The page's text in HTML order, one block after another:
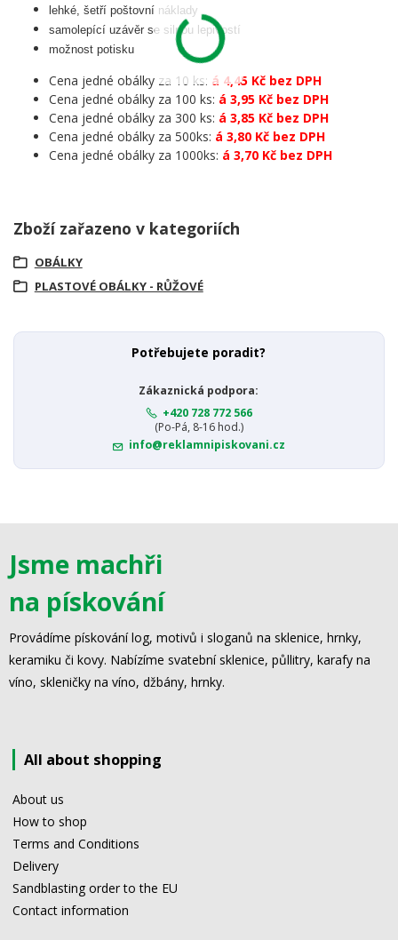
lehké, šetří poštovní náklady
samolepící uzávěr se silnou lepivostí
možnost potisku
Cena jedné obálky za 10 ks: á 4,45 Kč bez DPH
Cena jedné obálky za 100 ks: á 3,95 Kč bez DPH
Cena jedné obálky za 300 ks: á 3,85 Kč bez DPH
Cena jedné obálky za 500ks: á 3,80 Kč bez DPH
Cena jedné obálky za 1000ks: á 3,70 Kč bez DPH
Zboží zařazeno v kategoriích
OBÁLKY
PLASTOVÉ OBÁLKY - RŮŽOVÉ
Potřebujete poradit?
Zákaznická podpora:
+420 728 772 566
(Po-Pá, 8-16 hod.)
info@reklamnipiskovani.cz
Jsme machři
na pískování
Provádíme pískování log, motivů i sloganů na sklenice, hrnky,
keramiku či kovy. Nabízíme svatební sklenice, půllitry, karafy na
víno, skleničky na víno, džbány, hrnky.
All about shopping
About us
How to shop
Terms and Conditions
Delivery
Sandblasting order to the EU
Contact information